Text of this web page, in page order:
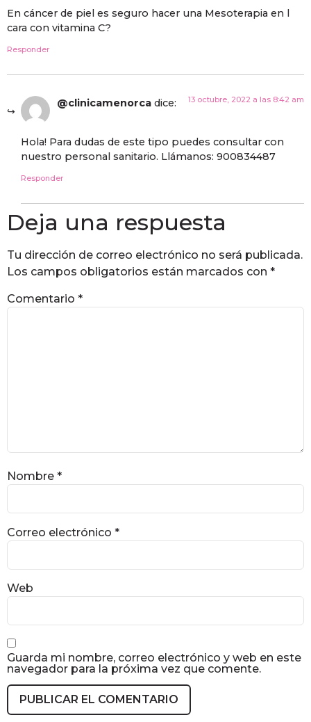
En cáncer de piel es seguro hacer una Mesoterapia en l
cara con vitamina C?
Responder
@clinicamenorca dice: 13 octubre, 2022 a las 8:42 am
Hola! Para dudas de este tipo puedes consultar con
nuestro personal sanitario. Llámanos: 900834487
Responder
Deja una respuesta
Tu dirección de correo electrónico no será publicada.
Los campos obligatorios están marcados con *
Comentario *
Nombre *
Correo electrónico *
Web
Guarda mi nombre, correo electrónico y web en este
navegador para la próxima vez que comente.